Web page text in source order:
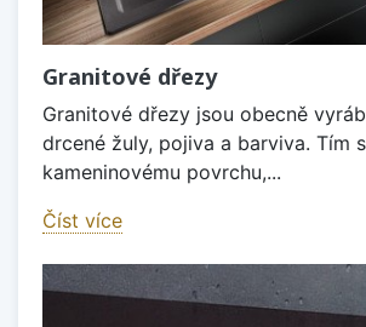
Granitové dřezy
Granitové dřezy jsou obecně
drcené žuly, pojiva a barviva. Tím
kameninovému povrchu,...
Číst více